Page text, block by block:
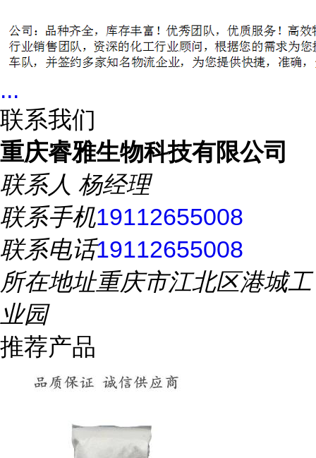
...
联系我们
重庆睿雅生物科技有限公司
联系人 杨经理
联系手机19112655008
联系电话19112655008
所在地址重庆市江北区港城工
业园
推荐产品